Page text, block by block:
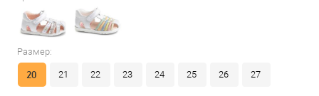
Размер:
20 21 22 23 24 25 26 27